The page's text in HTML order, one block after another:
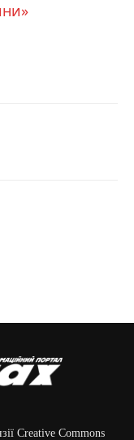
Creative Commons